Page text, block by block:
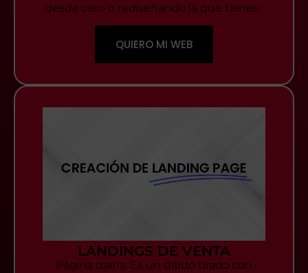
desde cero o rediseñando la que tienes.
QUIERO MI WEB
LANDINGS DE VENTA
Página diana. Es un dardo tirado con